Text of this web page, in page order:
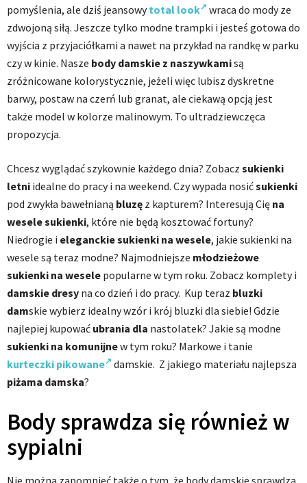
pomyślenia, ale dziś jeansowytotal look
wraca do mody ze
zdwojoną siłą. Jeszcze tylko modne trampki i jesteś gotowa do
wyjścia z przyjaciółkami a nawet na przykład na randkę w parku
czy w kinie. Nasze body damskie z naszywkamisą
zróżnicowane kolorystycznie, jeżeli więc lubisz dyskretne
barwy, postaw na czerń lub granat, ale ciekawą opcją jest
także model w kolorze malinowym. To ultradziewczęca
propozycja.
Chcesz wyglądać szykownie każdego dnia? Zobacz sukienki
letni idealne do pracy i na weekend. Czy wypada nosićsukienki
pod zwykła bawełnianą bluzę z kapturem? Interesują Cię na
wesele sukienki, które nie będą kosztować fortuny?
Niedrogie i eleganckie sukienki na wesele, jakie sukienki na
wesele są teraz modne? Najmodniejsze młodzieżowe
sukienki na wesele popularne w tym roku. Zobacz komplety i
damskie dresy na co dzień i do pracy. Kup teraz bluzki
damskie wybierz idealny wzór i krój bluzki dla siebie! Gdzie
najlepiej kupować ubrania dla nastolatek? Jakie są modne
sukienki na komunijnew tym roku? Markowe i tanie
kurteczki pikowane
damskie. Z jakiego materiału najlepsza
piżama damska?
Body sprawdza się również w
sypialni